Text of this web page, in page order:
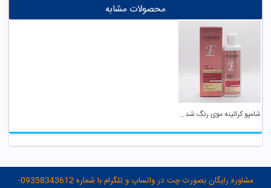
محصولات مشابه
شامپو کراتینه موی رنگ شده فاقد سولفات اویدرم
مشاوره رایگان بصورت چت در واتساپ و تلگرام با شماره 09358343612-